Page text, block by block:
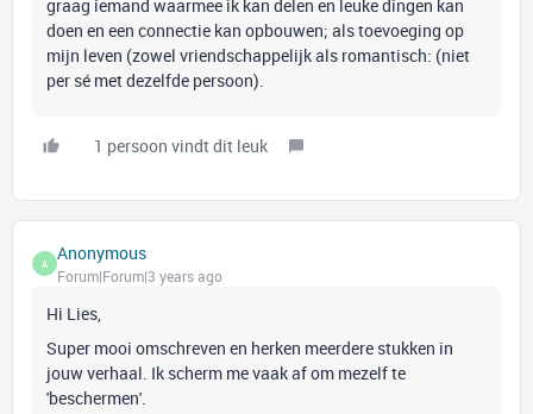
graag iemand waarmee ik kan delen en leuke dingen kan
doen en een connectie kan opbouwen; als toevoeging op
mijn leven (zowel vriendschappelijk als romantisch: (niet
per sé met dezelfde persoon).
1 persoon vindt dit leuk
A Anonymous
Forum|Forum|3 years ago
Hi Lies,
Super mooi omschreven en herken meerdere stukken in
jouw verhaal. Ik scherm me vaak af om mezelf te
'beschermen'.